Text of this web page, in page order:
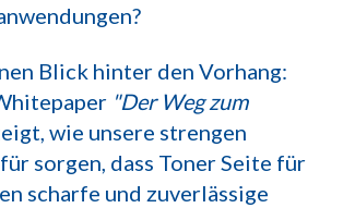
Blick hinter den Vorhang:
"Der Weg zum
wie unsere strengen
sorgen, dass Toner Seite für
scharfe und zuverlässige